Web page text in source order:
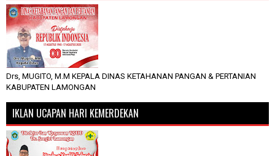
Drs, MUGITO, M.M KEPALA DINAS KETAHANAN PANGAN & PERTANIAN
KABUPATEN LAMONGAN
IKLAN UCAPAN HARI KEMERDEKAN